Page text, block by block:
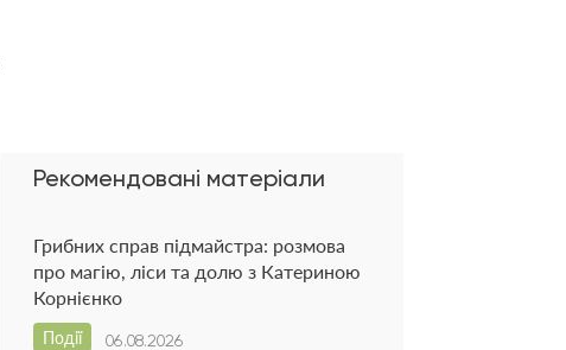
Рекомендовані матеріали
Грибних справ підмайстра: розмова
про магію, ліси та долю з Катериною
Корнієнко
06.08.2026
Події